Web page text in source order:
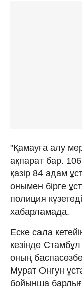
"Қамауға алу
ақпарат бар.
қазір 84 адам
онымен бірге
полиция
хабарламада.
Еске сала
кезінде
оның
Мурат Онгун
бойынша